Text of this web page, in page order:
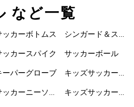
など一覧
ッカーボトムス
ッカースパイク
ーパーグローブ
ッカーニーソッ
シンガード＆スト
サッカーボール
キッズサッカーウ
キッズサッカーシ